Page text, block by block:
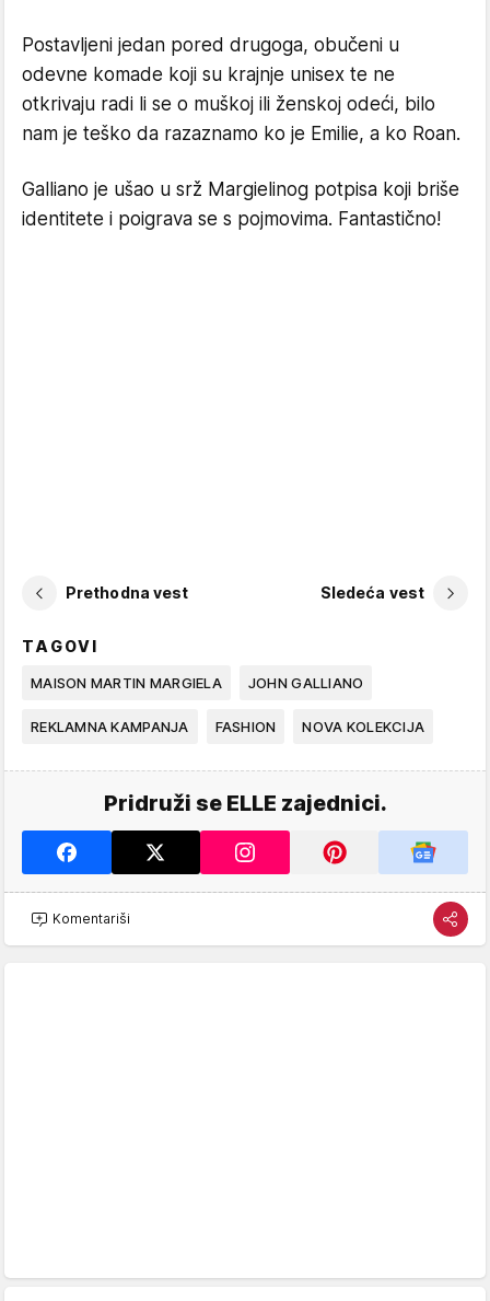
Postavljeni jedan pored drugoga, obučeni u
odevne komade koji su krajnje unisex te ne
otkrivaju radi li se o muškoj ili ženskoj odeći, bilo
nam je teško da razaznamo ko je Emilie, a ko Roan.
Galliano je ušao u srž Margielinog potpisa koji briše
identitete i poigrava se s pojmovima. Fantastično!
Prethodna vest Sledeća vest
TAGOVI
MAISON MARTIN MARGIELA JOHN GALLIANO
REKLAMNA KAMPANJA FASHION NOVA KOLEKCIJA
Pridruži se ELLE zajednici.
Komentariši